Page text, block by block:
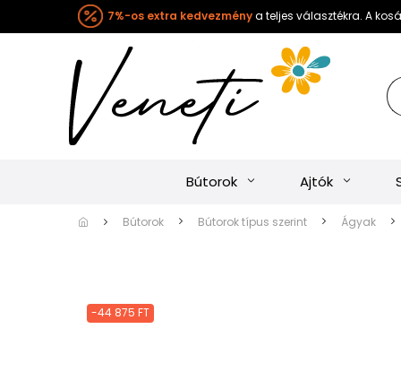
7%-os extra kedvezménya teljes választékra. A
Bútorok Ajtók
Bútorok Bútorok típus szerint Ágyak
-44 875 FT